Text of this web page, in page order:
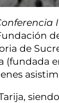
de
(fundada